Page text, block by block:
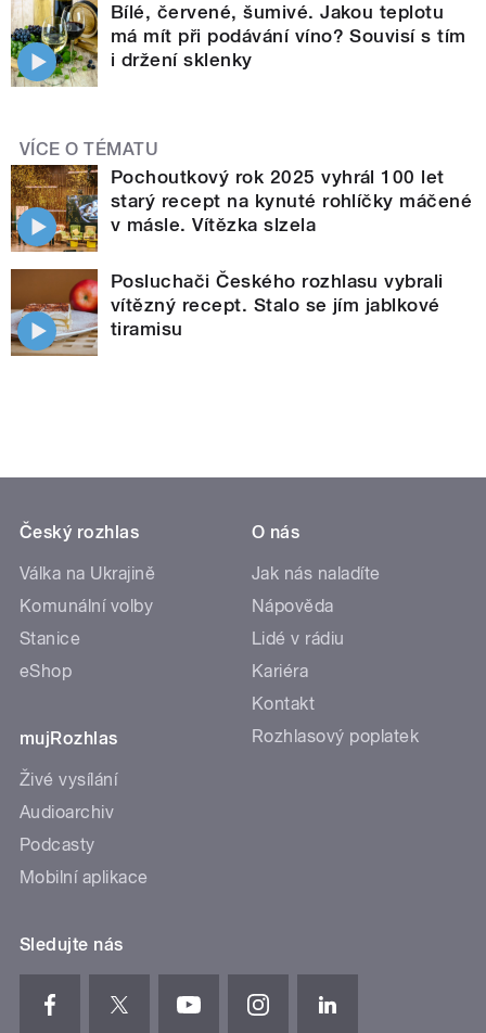
Bílé, červené, šumivé. Jakou teplotu
má mít při podávání víno? Souvisí s tím
i držení sklenky
VÍCE O TÉMATU
Pochoutkový rok 2025 vyhrál 100 let
starý recept na kynuté rohlíčky máčené
v másle. Vítězka slzela
Posluchači Českého rozhlasu vybrali
vítězný recept. Stalo se jím jablkové
tiramisu
Český rozhlas
Válka na Ukrajině
Komunální volby
Stanice
eShop
mujRozhlas
Živé vysílání
Audioarchiv
Podcasty
Mobilní aplikace
O nás
Jak nás naladíte
Nápověda
Lidé v rádiu
Kariéra
Kontakt
Rozhlasový poplatek
Sledujte nás